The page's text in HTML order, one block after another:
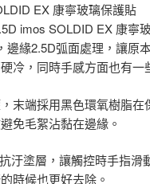
EX 康寧玻璃保護貼
imos SOLDID EX 康寧
邊緣2.5D弧面處理，讓原
冷，同時手感方面也有一
末端採用黑色環氧樹脂在
免毛絮沾黏在邊緣。
汙塗層，讓觸控時手指滑
時候也更好去除。